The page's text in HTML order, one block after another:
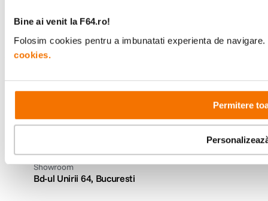
Bine ai venit la F64.ro!
Folosim cookies pentru a imbunatati experienta de
cookies.
Permitere
Comenzi si suport
09:00 - 21:00
Showroom
Bd-ul Unirii 64, Bucuresti